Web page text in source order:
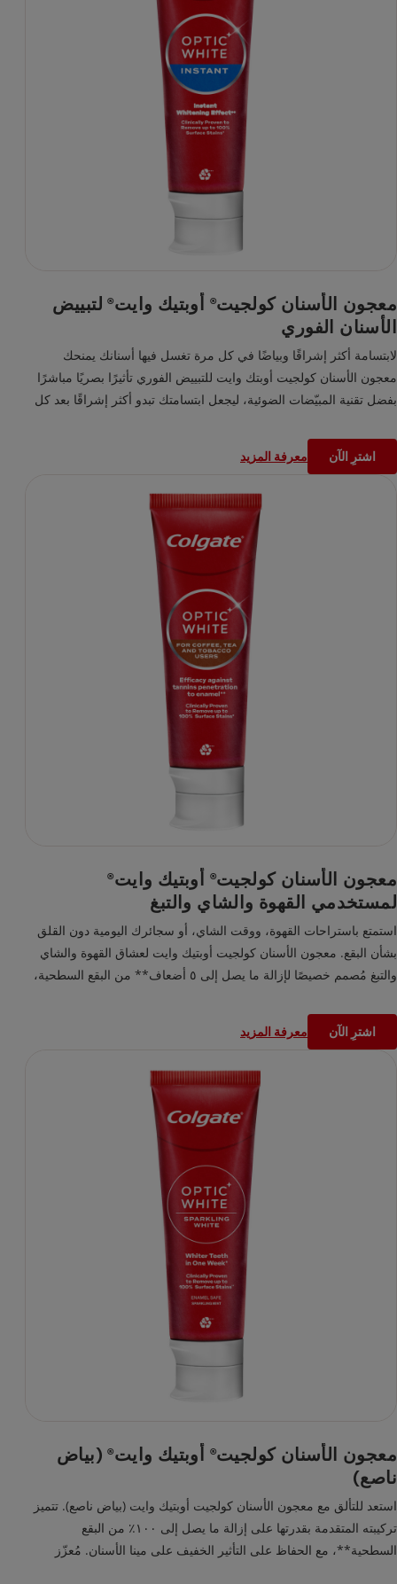
معجون الأسنان كولجيت® أوبتيك وايت® لتبييض
الأسنان الفوري
لابتسامة أكثر إشراقًا وبياضًا في كل مرة تغسل فيها أسنانك يمنحك
معجون الأسنان كولجيت أوبتك وايت للتبييض الفوري تأثيرًا بصريًا مباشرًا
بفضل تقنية المبيّضات الضوئية، ليجعل ابتسامتك تبدو أكثر إشراقًا بعد كل
السطحية عند استخدام المعجون بانتظام مرتين يوميًا، وتُظهر نتائج واضحة
في غضون أسبوعين. تركيبة الفلورايد الآمنة على المينا لا تكتفي بتقوية
دون الإضرار بأسنانك. استمتع بإحساس النظافة وبياض الأسنان مع معجون
كولجيت أوبتك وايت للتبييض الفوري سواء كنت تسعى للحفاظ على مظهر
صحي يوميًا، أو تبحث عن تعزيز ابتسامتك في مناسبة خاصة، فهذا
المعجون سيلبي كل احتياجاتك اغسل أسنانك، وامنح ابتسامتك إشراقًا
اشترِ الآن معرفة المزيد
معجون الأسنان كولجيت® أوبتيك وايت®
لمستخدمي القهوة والشاي والتبغ
استمتع باستراحات القهوة، ووقت الشاي، أو سجائرك اليومية دون القلق
بشأن البقع. معجون الأسنان كولجيت أوبتيك وايت لعشاق القهوة والشاي
والتبغ مُصمم خصيصًا لإزالة ما يصل إلى ٥ أضعاف** من البقع السطحية،
يحارب البقع العميقة الناتجة عن مادة التانين، ويوفّر انتعاشًا يدوم طويلًا،
لتستمتع بمشروباتك المفضلة دون أي تضحيات.
**مقارنةً بمعجون أسنان عادي بالفلورايد، بعد أسبوع واحد من الاستخدام
اشترِ الآن معرفة المزيد
معجون الأسنان كولجيت® أوبتيك وايت®(بياض
ناصع)
استعد للتألق مع معجون الأسنان كولجيت أوبتيك وايت (بياض ناصع). تتميز
تركيبته المتقدمة بقدرتها على إزالة ما يصل إلى ١٠٠٪ من البقع
السطحية**، مع الحفاظ على التأثير الخفيف على مينا الأسنان. مُعزّز